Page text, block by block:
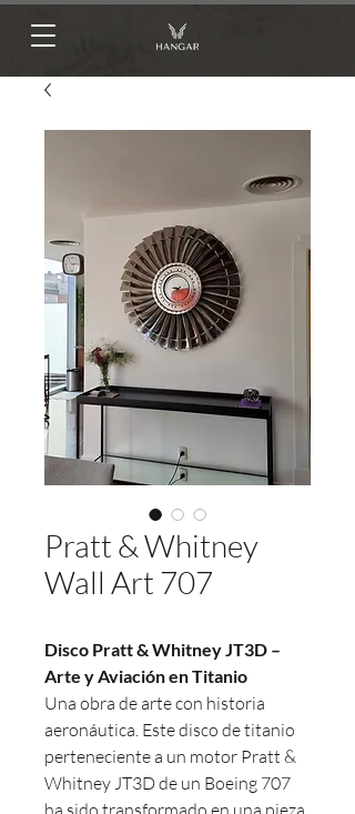
Pratt & Whitney
Wall Art 707
Disco Pratt & Whitney JT3D –
Arte y Aviación en Titanio
Una obra de arte con historia
aeronáutica. Este disco de titanio
perteneciente a un motor Pratt &
Whitney JT3D de un Boeing 707
ha sido transformado en una pieza